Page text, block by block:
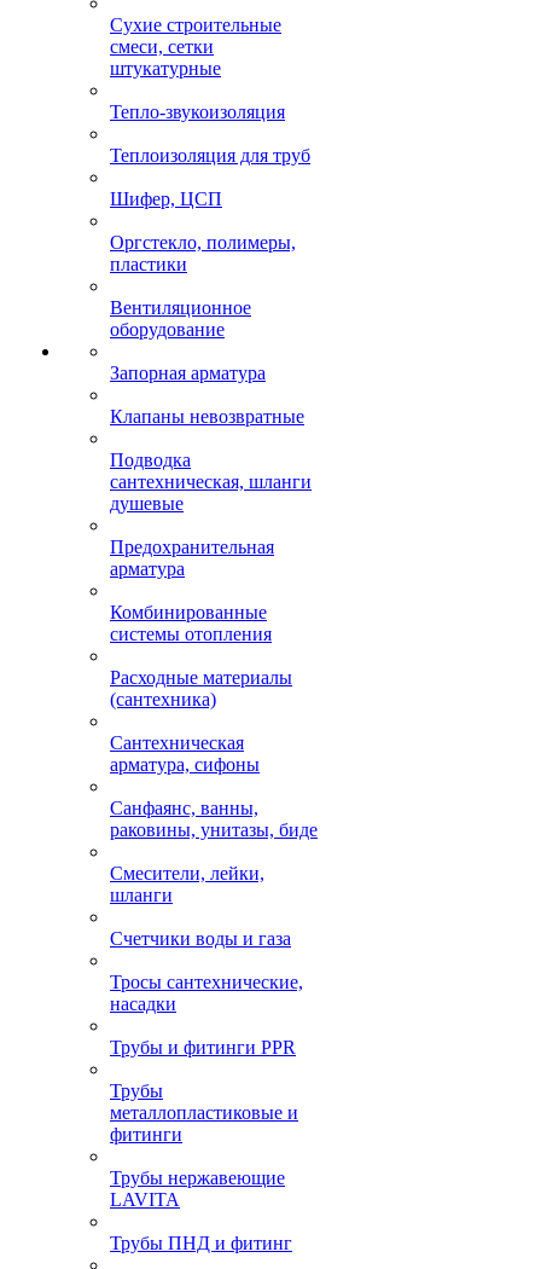
Сухие строительные
смеси, сетки
штукатурные
Тепло-звукоизоляция
Теплоизоляция для труб
Шифер, ЦСП
Оргстекло, полимеры,
пластики
Вентиляционное
оборудование
Запорная арматура
Клапаны невозвратные
Подводка
сантехническая, шланги
душевые
Предохранительная
арматура
Комбинированные
системы отопления
Расходные материалы
(сантехника)
Сантехническая
арматура, сифоны
Санфаянс, ванны,
раковины, унитазы, биде
Смесители, лейки,
шланги
Счетчики воды и газа
Тросы сантехнические,
насадки
Трубы и фитинги PPR
Трубы
металлопластиковые и
фитинги
Трубы нержавеющие
LAVITA
Трубы ПНД и фитинг